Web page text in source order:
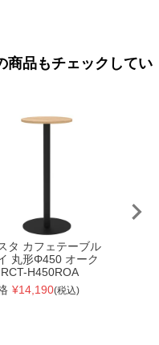
商品もチェックしてい
タ カフェテーブル
丸形Φ450 オーク
H450ROA
¥14,190(税込)